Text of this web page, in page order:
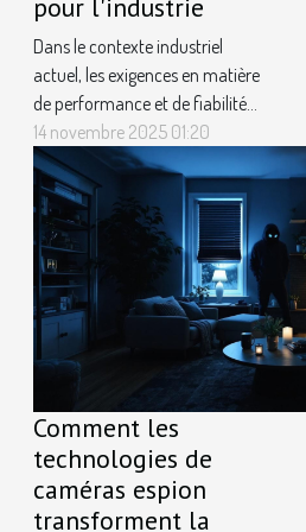
Dans le contexte industriel
actuel, les exigences en matière
de performance et de fiabilité
des équipements deviennent de
plus en plus élevées. Les
pompes à becs fonctionnant à
sec représentent une avancée
technologique significative,
particulièrement appréciée
dans de nombreux secteurs de...
14 novembre 2025 01:20
Comment les
technologies de
caméras espion
transforment la